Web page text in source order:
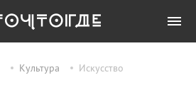
Культура Искусство